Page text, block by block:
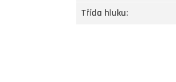
Třída hluku: